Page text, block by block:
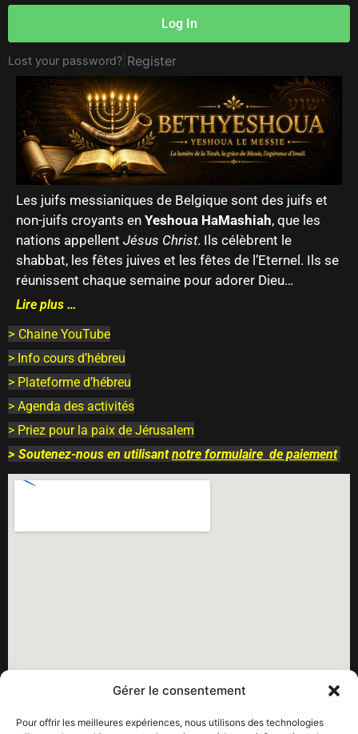
Gérer le consentement
Pour offrir les meilleures expériences, nous utilisons des technologies
Log In
Lost your password? Register
Les juifs messianiques de Belgique sont des juifs et
non-juifs croyants en Yeshoua HaMashiah, que les
nations appellent Jésus Christ. Ils célèbrent le
shabbat, les fêtes juives et les fêtes de l’Eternel. Ils se
réunissent chaque semaine pour adorer Dieu…
Lire plus …
> Chaine YouTube
> Info cours d’hébreu
> Plateforme d’hébreu
> Agenda des activités
> Priez pour la paix de Jérusalem
> Soutenez-nous en utilisantnotre formulaire de paiement